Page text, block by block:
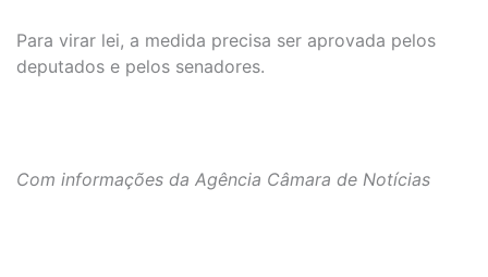
Para virar lei, a medida precisa ser aprovada pelos
deputados e pelos senadores.
Com informações da Agência Câmara de Notícias